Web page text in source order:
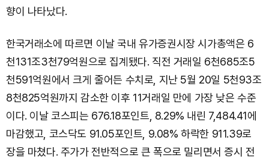
향이 나타났다.
한국거래소에 따르면 이날 국내 유가증권시장 시가총액은 6
천131조3천79억원으로 집계됐다. 직전 거래일 6천685조5
천591억원에서 크게 줄어든 수치로, 지난 5월 20일 5천93조
8천825억원까지 감소한 이후 11거래일 만에 가장 낮은 수준
이다. 이날 코스피는 676.18포인트, 8.29% 내린 7,484.41에
마감했고, 코스닥도 91.05포인트, 9.08% 하락한 911.39로
장을 마쳤다. 주가가 전반적으로 큰 폭으로 밀리면서 증시 전